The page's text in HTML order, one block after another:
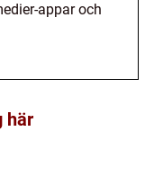
appar och
här